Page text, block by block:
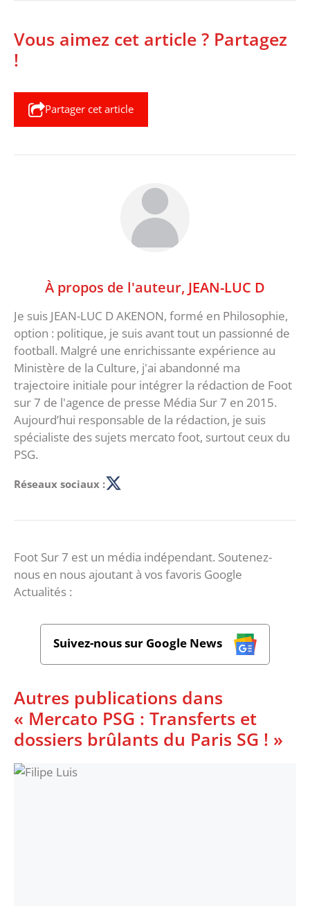
Vous aimez cet article ? Partagez
!
Partager cet article
À propos de l'auteur, JEAN-LUC D
Je suis JEAN-LUC D AKENON, formé en Philosophie,
option : politique, je suis avant tout un passionné de
football. Malgré une enrichissante expérience au
Ministère de la Culture, j'ai abandonné ma
trajectoire initiale pour intégrer la rédaction de Foot
sur 7 de l'agence de presse Média Sur 7 en 2015.
Aujourd’hui responsable de la rédaction, je suis
spécialiste des sujets mercato foot, surtout ceux du
PSG.
Réseaux sociaux :
Foot Sur 7 est un média indépendant. Soutenez-
nous en nous ajoutant à vos favoris Google
Actualités :
Suivez-nous sur Google News
Autres publications dans
« Mercato PSG : Transferts et
dossiers brûlants du Paris SG ! »